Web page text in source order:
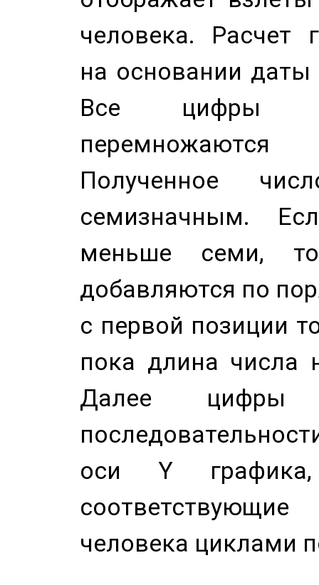
человека. Расчет
на основании
Все цифры
Полученное
семизначным.
меньше семи,
добавляются по
с первой позиции
пока длина числа
Далее цифры
оси Y
человека циклами